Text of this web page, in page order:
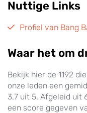
Nuttige Links
Profiel van Bang
Waar het om
Bekijk hier de 1192
onze leden een
3.7 uit 5. Afgeleid uit
een score gegeven